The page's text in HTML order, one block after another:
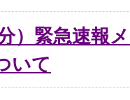
）緊急速報
いて